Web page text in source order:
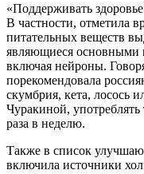
«Поддерживать
В частности, отметила
питательных веществ
являющиеся основными
включая нейроны.
порекомендовала
скумбрия, кета, лосось
Чуракиной,
раза в неделю.
Также в список
включила источники